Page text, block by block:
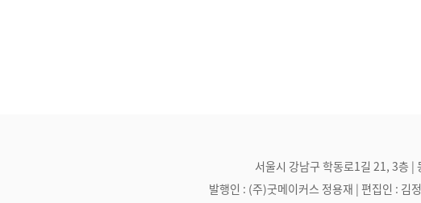
서울시 강남구 학동로1길 21, 3층
발행인 : (주)굿메이커스 정용재 | 편집인 :